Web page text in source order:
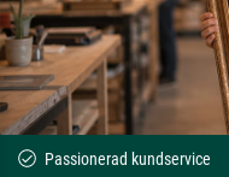
Passionerad kundservice